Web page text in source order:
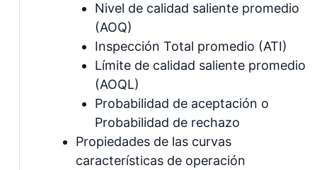
Nivel de calidad saliente promedio
(AOQ)
Inspección Total promedio (ATI)
Límite de calidad saliente promedio
(AOQL)
Probabilidad de aceptación o
Probabilidad de rechazo
Propiedades de las curvas
características de operación